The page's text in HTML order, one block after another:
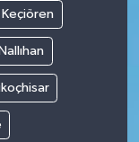
Keçiören
Nallıhan